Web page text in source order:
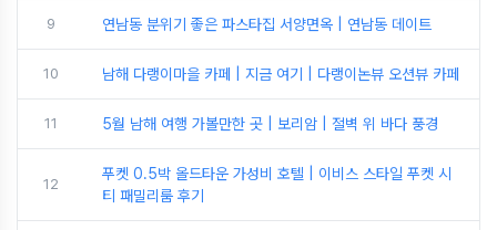
9 연남동 분위기 좋은 파스타집 서양면옥 | 연남동 데이트
10 남해 다랭이마을 카페 | 지금 여기 | 다랭이논뷰 오션뷰 카페
11 5월 남해 여행 가볼만한 곳 | 보리암 | 절벽 위 바다 풍경
12
푸켓 0.5박 올드타운 가성비 호텔 | 이비스 스타일 푸켓 시
티 패밀리룸 후기